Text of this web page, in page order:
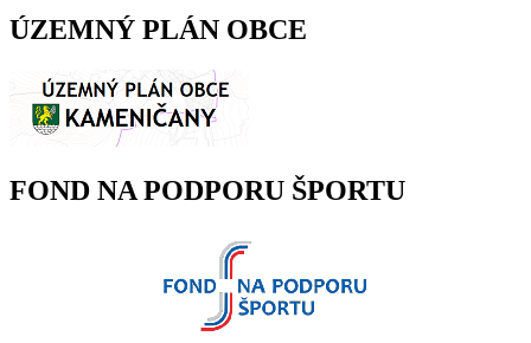
ÚZEMNÝ PLÁN OBCE
FOND NA PODPORU ŠPORTU